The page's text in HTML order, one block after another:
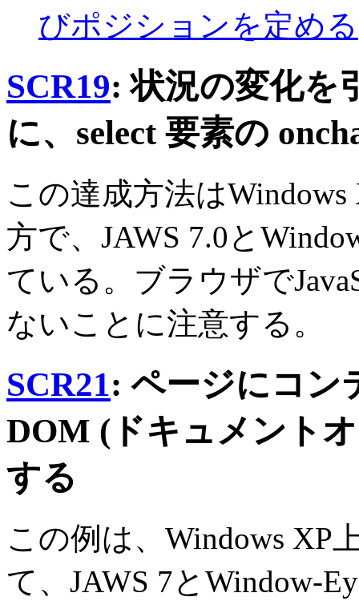
びポジションを定める
SCR19: 状況の変化を
に、select 要素の
この達成方法は
方で、JAWS 7.0と
ている。ブラウザで
ないことに注意する。
SCR21: ページにコン
DOM (ドキュメント
する
この例は、Windows XP
て、JAWS 7とWindow-